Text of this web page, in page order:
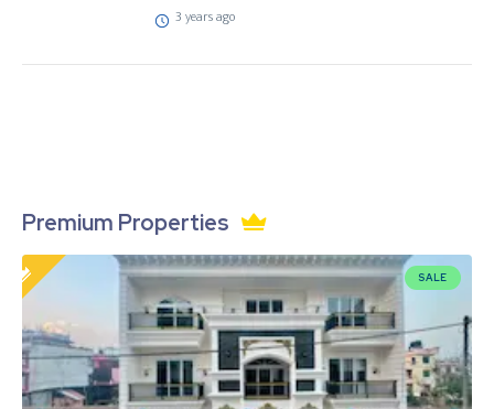
3 years ago
Premium Properties
SALE